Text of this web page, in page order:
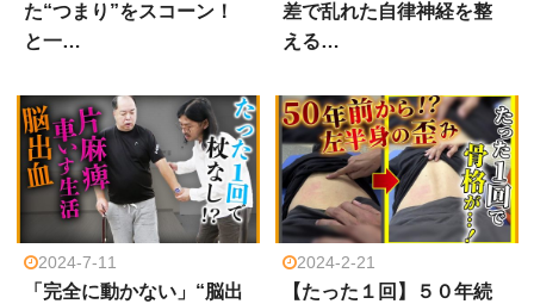
た“つまり”をスコーン！
と一…
差で乱れた自律神経を整
える…
2024-7-11
「完全に動かない」“脳出
2024-2-21
【たった１回】５０年続